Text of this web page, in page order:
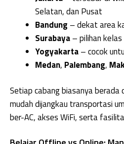
Selatan, dan Pusat
Bandung – dekat area
Surabaya– pilihan
Yogyakarta– cocok
Medan, Palembang,
Setiap cabang biasanya
mudah dijangkau transportasi
ber-AC, akses WiFi, serta